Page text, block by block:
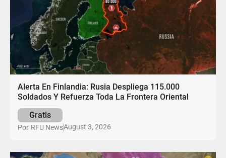
Alerta En Finlandia: Rusia Despliega 115.000
Soldados Y Refuerza Toda La Frontera Oriental
Gratis
Por RFU NewsAugust 3, 2026